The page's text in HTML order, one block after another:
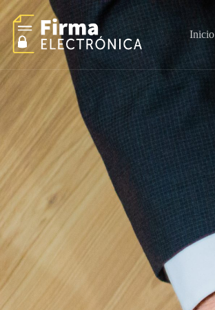
Inicio